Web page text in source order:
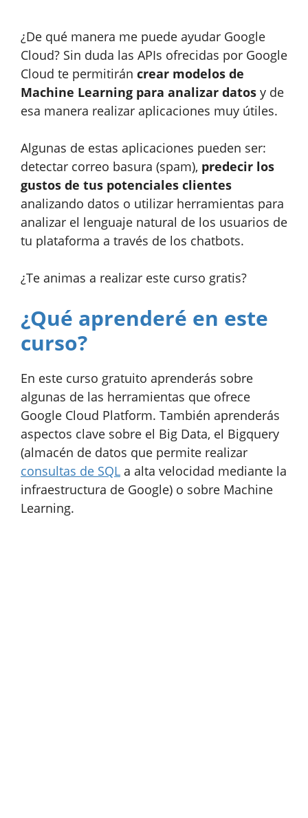
¿De qué manera me puede ayudar Google
Cloud? Sin duda las APIs ofrecidas por Google
Cloud te permitirán crear modelos de
Machine Learning para analizar datos y de
esa manera realizar aplicaciones muy útiles.
Algunas de estas aplicaciones pueden ser:
detectar correo basura (spam), predecir los
gustos de tus potenciales clientes
analizando datos o utilizar herramientas para
analizar el lenguaje natural de los usuarios de
tu plataforma a través de los chatbots.
¿Te animas a realizar este curso gratis?
¿Qué aprenderé en este
curso?
En este curso gratuito aprenderás sobre
algunas de las herramientas que ofrece
Google Cloud Platform. También aprenderás
aspectos clave sobre el Big Data, el Bigquery
(almacén de datos que permite realizar
consultas de SQL a alta velocidad mediante la
infraestructura de Google) o sobre Machine
Learning.